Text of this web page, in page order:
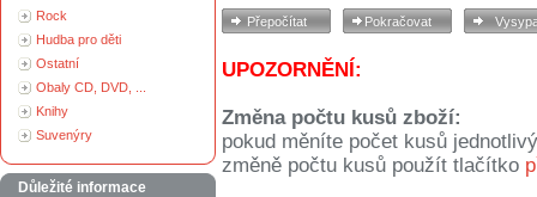
Rock
Hudba pro děti
Ostatní
Obaly CD, DVD, ...
Knihy
Suvenýry
Důležité informace
UPOZORNĚNÍ:
Změna počtu kusů zboží:
pokud měníte počet kusů
změně počtu kusů použít tlačítko